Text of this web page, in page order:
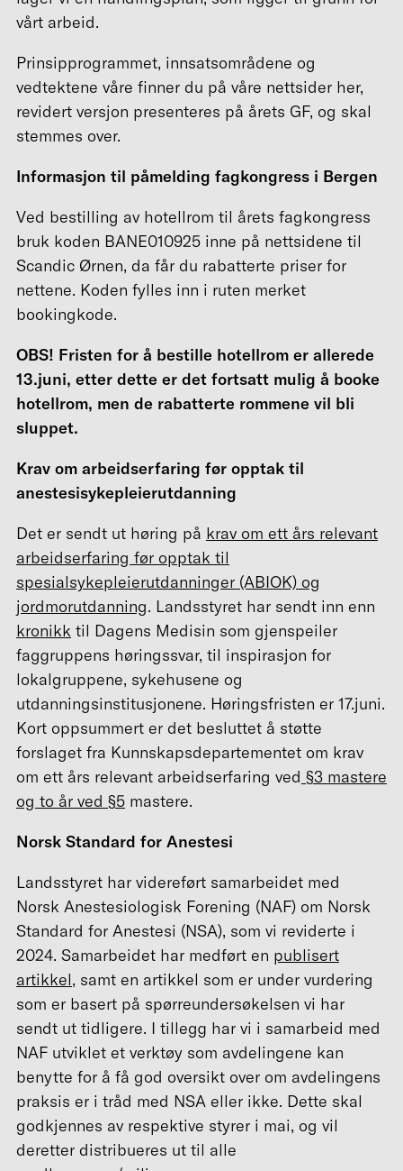
vårt arbeid.
Prinsipprogrammet, innsatsområdene og
vedtektene våre finner du på våre nettsider her,
revidert versjon presenteres på årets GF, og skal
stemmes over.
Informasjon til påmelding fagkongress i Bergen
Ved bestilling av hotellrom til årets fagkongress
bruk koden BANE010925 inne på nettsidene til
Scandic Ørnen, da får du rabatterte priser for
nettene. Koden fylles inn i ruten merket
bookingkode.
OBS! Fristen for å bestille hotellrom er allerede
13.juni, etter dette er det fortsatt mulig å booke
hotellrom, men de rabatterte rommene vil bli
sluppet.
Krav om arbeidserfaring før opptak til
anestesisykepleierutdanning
Det er sendt ut høring på krav om ett års relevant
arbeidserfaring før opptak til
spesialsykepleierutdanninger (ABIOK) og
jordmorutdanning. Landsstyret har sendt inn enn
kronikk til Dagens Medisin som gjenspeiler
faggruppens høringssvar, til inspirasjon for
lokalgruppene, sykehusene og
utdanningsinstitusjonene. Høringsfristen er 17.juni.
Kort oppsummert er det besluttet å støtte
forslaget fra Kunnskapsdepartementet om krav
om ett års relevant arbeidserfaring ved §3 mastere
og to år ved §5 mastere.
Norsk Standard for Anestesi
Landsstyret har videreført samarbeidet med
Norsk Anestesiologisk Forening (NAF) om Norsk
Standard for Anestesi (NSA), som vi reviderte i
2024. Samarbeidet har medført en publisert
artikkel, samt en artikkel som er under vurdering
som er basert på spørreundersøkelsen vi har
sendt ut tidligere. I tillegg har vi i samarbeid med
NAF utviklet et verktøy som avdelingene kan
benytte for å få god oversikt over om avdelingens
praksis er i tråd med NSA eller ikke. Dette skal
godkjennes av respektive styrer i mai, og vil
deretter distribueres ut til alle